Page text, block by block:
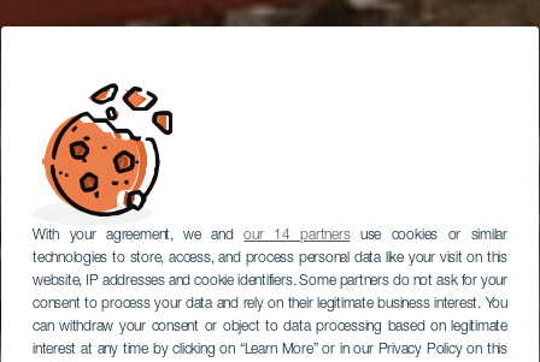
With your agreement, we andour 14 partnersuse cookies or similar
technologies to store, access, and process personal data like your visit on this
website, IP addresses and cookie identifiers. Some partners do not ask for your
consent to process your data and rely on their legitimate business interest. You
can withdraw your consent or object to data processing based on legitimate
interest at any time by clicking on “Learn More” or in our Privacy Policy on this